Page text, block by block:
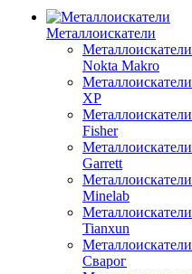
Металлоискатели
Металлоискатели
Nokta Makro
Металлоискатели
XP
Металлоискатели
Fisher
Металлоискатели
Garrett
Металлоискатели
Minelab
Металлоискатели
Tianxun
Металлоискатели
Сварог